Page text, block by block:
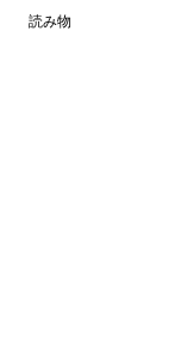
読み物